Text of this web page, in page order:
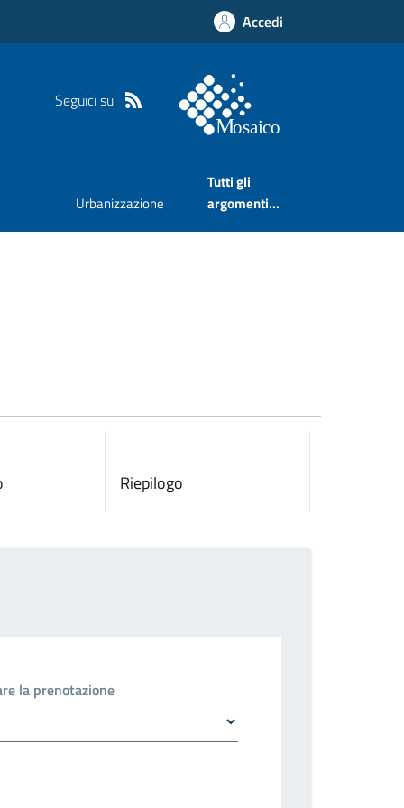
Accedi
Seguici su
Urbanizzazione
Tutti gli
argomenti...
Riepilogo
la prenotazione